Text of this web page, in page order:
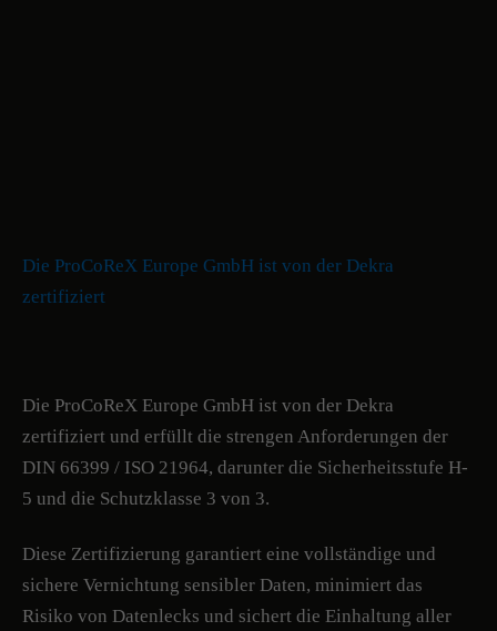
Die ProCoReX Europe GmbH ist von der Dekra
zertifiziert
Die ProCoReX Europe GmbH ist von der Dekra
zertifiziert und erfüllt die strengen Anforderungen der
DIN 66399 / ISO 21964, darunter die Sicherheitsstufe H-
5 und die Schutzklasse 3 von 3.
Diese Zertifizierung garantiert eine vollständige und
sichere Vernichtung sensibler Daten, minimiert das
Risiko von Datenlecks und sichert die Einhaltung aller